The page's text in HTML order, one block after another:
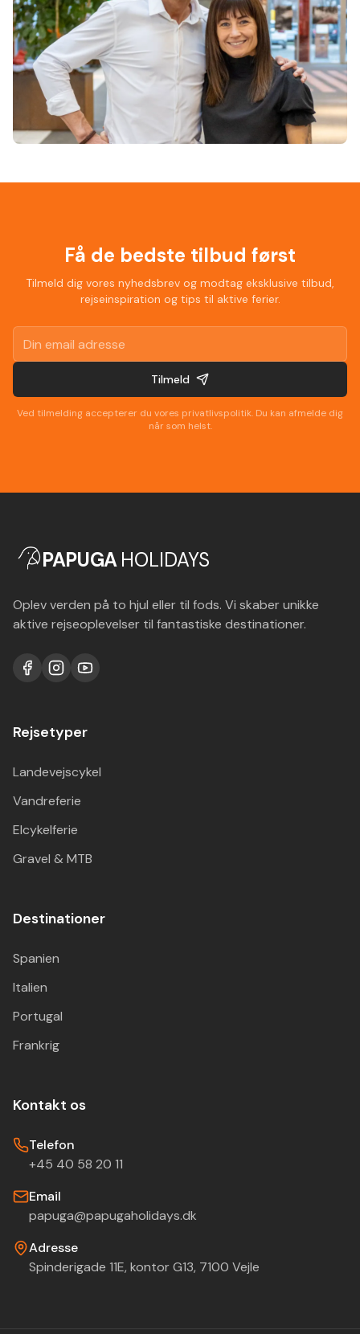
Få de bedste tilbud først
Tilmeld dig vores nyhedsbrev og modtag eksklusive tilbud,
rejseinspiration og tips til aktive ferier.
Tilmeld
Ved tilmelding accepterer du vores privatlivspolitik. Du kan afmelde dig
når som helst.
PAPUGA HOLIDAYS
Oplev verden på to hjul eller til fods. Vi skaber unikke
aktive rejseoplevelser til fantastiske destinationer.
Rejsetyper
Landevejscykel
Vandreferie
Elcykelferie
Gravel & MTB
Destinationer
Spanien
Italien
Portugal
Frankrig
Kontakt os
Telefon
+45 40 58 20 11
Email
papuga@papugaholidays.dk
Adresse
Spinderigade 11E, kontor G13, 7100 Vejle